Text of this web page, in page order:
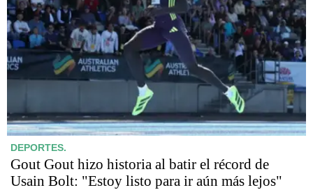
DEPORTES.
Gout Gout hizo historia al batir el récord de
Usain Bolt: "Estoy listo para ir aún más lejos"